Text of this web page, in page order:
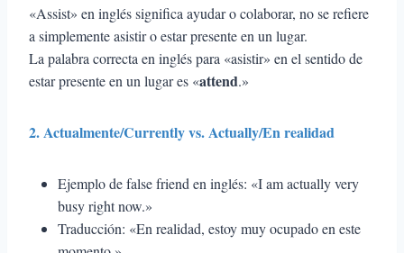
«Assist» en inglés significa ayudar o colaborar, no se refiere
a simplemente asistir o estar presente en un lugar.
La palabra correcta en inglés para «asistir» en el sentido de
estar presente en un lugar es «attend.»
2. Actualmente/Currently vs. Actually/En realidad
Ejemplo de false friend en inglés: «I am actually very
busy right now.»
Traducción: «En realidad, estoy muy ocupado en este